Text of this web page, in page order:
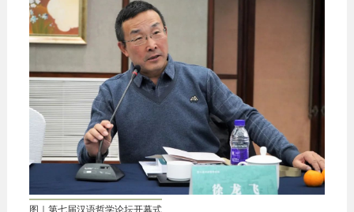
图｜第七届汉语哲学论坛开幕式